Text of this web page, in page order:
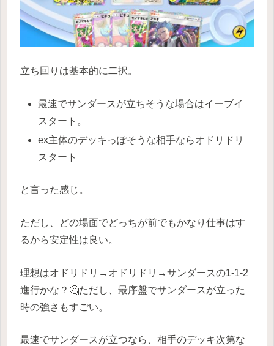
立ち回りは基本的に二択。
最速でサンダースが立ちそうな場合はイーブイ
スタート。
ex主体のデッキっぽそうな相手ならオドリドリ
スタート
と言った感じ。
ただし、どの場面でどっちが前でもかなり仕事はす
るから安定性は良い。
理想はオドリドリ→オドリドリ→サンダースの1-1-2
進行かな？🤔ただし、最序盤でサンダースが立った
時の強さもすごい。
最速でサンダースが立つなら、相手のデッキ次第な